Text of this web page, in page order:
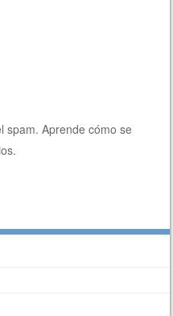
spam.Aprende cómo se